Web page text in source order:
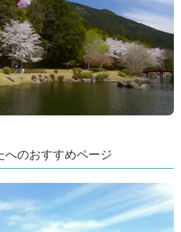
へのおすすめページ